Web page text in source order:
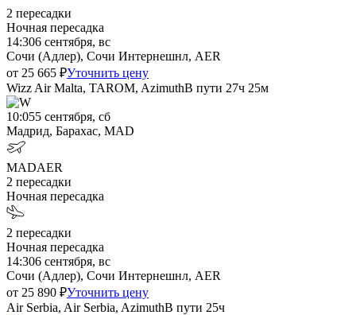
2 пересадки
Ночная пересадка
14:306 сентября, вс
Сочи (Адлер), Сочи Интернешнл, AER
от 25 665 ₽Уточнить цену
Wizz Air Malta, TAROM, AzimuthВ пути 27ч 25м
10:055 сентября, сб
Мадрид, Барахас, MAD
MADAER
2 пересадки
Ночная пересадка
2 пересадки
Ночная пересадка
14:306 сентября, вс
Сочи (Адлер), Сочи Интернешнл, AER
от 25 890 ₽Уточнить цену
Air Serbia, Air Serbia, AzimuthВ пути 25ч